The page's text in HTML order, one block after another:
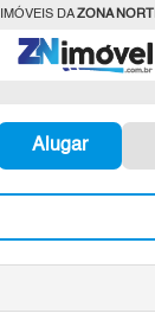
DAZONA
Alugar